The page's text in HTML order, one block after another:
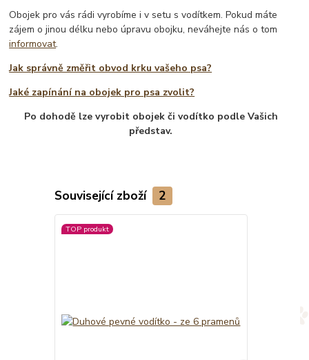
Obojek pro vás rádi vyrobíme i v setu s vodítkem. Pokud máte
zájem o jinou délku nebo úpravu obojku, neváhejte nás o tom
informovat.
Jak správně změřit obvod krku vašeho psa?
Jaké zapínání na obojek pro psa zvolit?
Po dohodě lze vyrobit obojek či vodítko podle Vašich
představ.
Související zboží 2
TOP produkt